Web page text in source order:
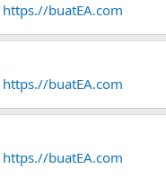
https.//buatEA.com
https.//buatEA.com
https.//buatEA.com